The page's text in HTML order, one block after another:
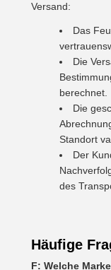
Versand:
Das
Die
berechnet.
Die
Standort
Der
des
Häufige
F: Welche